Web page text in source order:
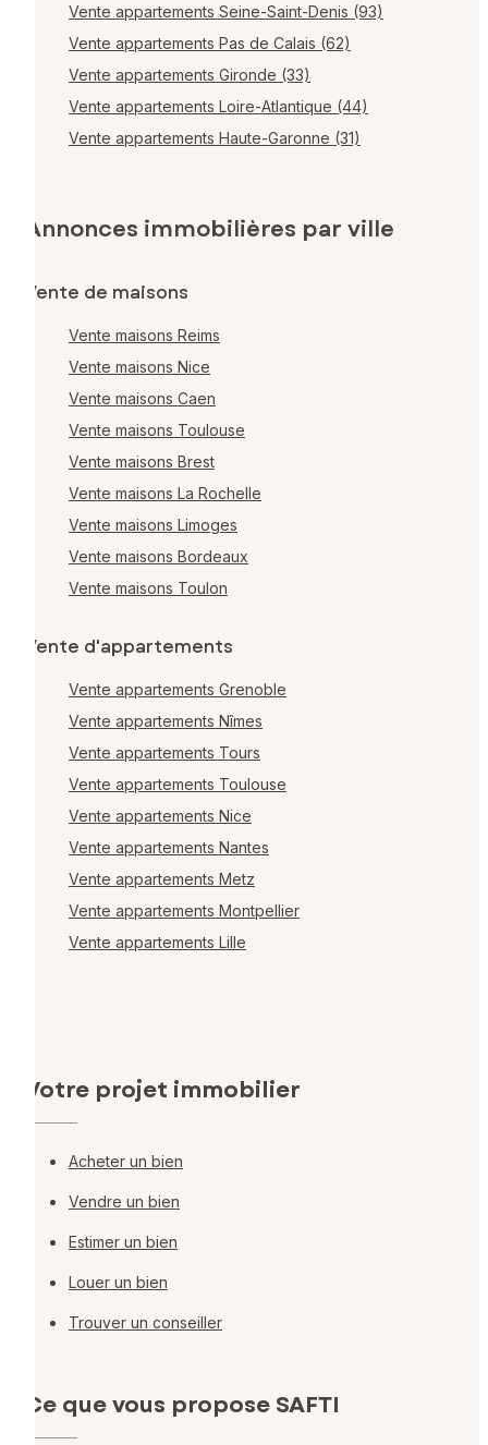
Vente appartements Seine-Saint-Denis (93)
Vente appartements Pas de Calais (62)
Vente appartements Gironde (33)
Vente appartements Loire-Atlantique (44)
Vente appartements Haute-Garonne (31)
Annonces immobilières par ville
Vente de maisons
Vente maisons Reims
Vente maisons Nice
Vente maisons Caen
Vente maisons Toulouse
Vente maisons Brest
Vente maisons La Rochelle
Vente maisons Limoges
Vente maisons Bordeaux
Vente maisons Toulon
Vente d'appartements
Vente appartements Grenoble
Vente appartements Nîmes
Vente appartements Tours
Vente appartements Toulouse
Vente appartements Nice
Vente appartements Nantes
Vente appartements Metz
Vente appartements Montpellier
Vente appartements Lille
Votre projet immobilier
Acheter un bien
Vendre un bien
Estimer un bien
Louer un bien
Trouver un conseiller
Ce que vous propose SAFTI